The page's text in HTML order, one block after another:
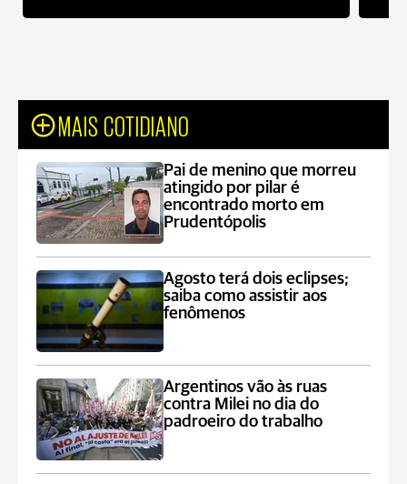
MAIS COTIDIANO
Pai de menino que morreu
atingido por pilar é
encontrado morto em
Prudentópolis
Agosto terá dois eclipses;
saiba como assistir aos
fenômenos
Argentinos vão às ruas
contra Milei no dia do
padroeiro do trabalho